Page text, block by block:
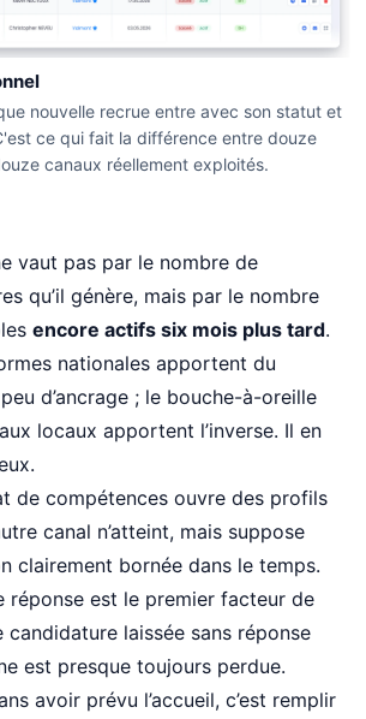
nouvelle recrue entre avec son statut et
ce qui fait la différence entre douze
canaux réellement exploités.
vaut pas par le nombre de
qu’il génère, mais par le nombre
encore actifs six mois plus tard.
nationales apportent du
d’ancrage ; le bouche-à-oreille
locaux apportent l’inverse. Il en
de compétences ouvre des profils
canal n’atteint, mais suppose
clairement bornée dans le temps.
réponse est le premier facteur de
candidature laissée sans réponse
est presque toujours perdue.
avoir prévu l’accueil, c’est remplir